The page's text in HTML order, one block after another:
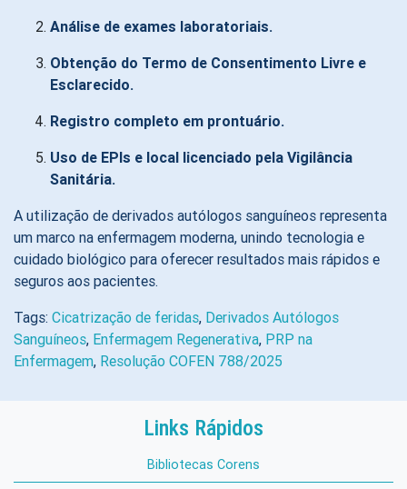
Análise de exames laboratoriais.
Obtenção do Termo de Consentimento Livre e
Esclarecido.
Registro completo em prontuário.
Uso de EPIs e local licenciado pela Vigilância
Sanitária.
A utilização de derivados autólogos sanguíneos representa
um marco na enfermagem moderna, unindo tecnologia e
cuidado biológico para oferecer resultados mais rápidos e
seguros aos pacientes.
Tags: Cicatrização de feridas, Derivados Autólogos
Sanguíneos, Enfermagem Regenerativa, PRP na
Enfermagem, Resolução COFEN 788/2025
Links Rápidos
Bibliotecas Corens